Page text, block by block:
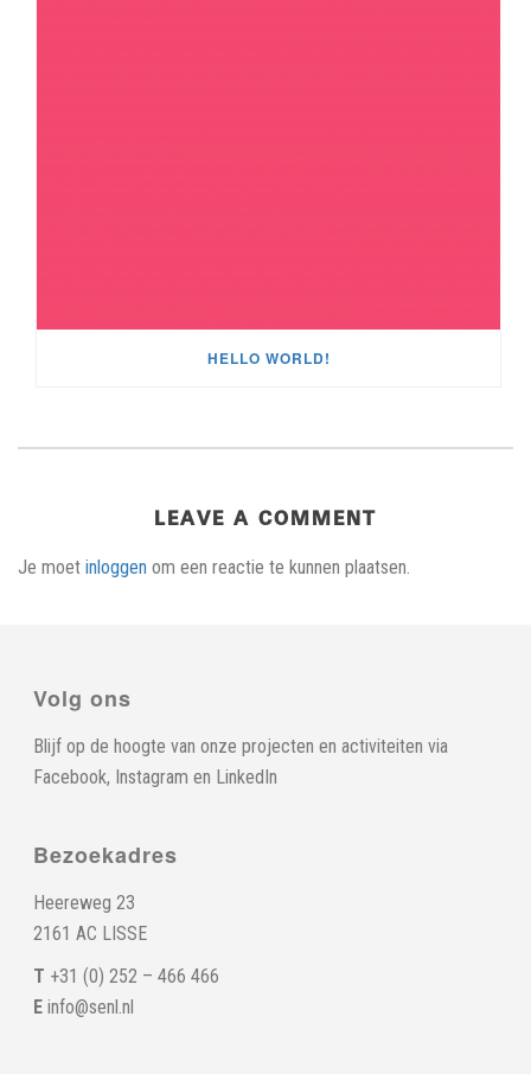
HELLO WORLD!
LEAVE A COMMENT
Je moet inloggen om een reactie te kunnen plaatsen.
Volg ons
Blijf op de hoogte van onze projecten en activiteiten via
Facebook, Instagram en LinkedIn
Bezoekadres
Heereweg 23
2161 AC LISSE
T +31 (0) 252 – 466 466
E info@senl.nl